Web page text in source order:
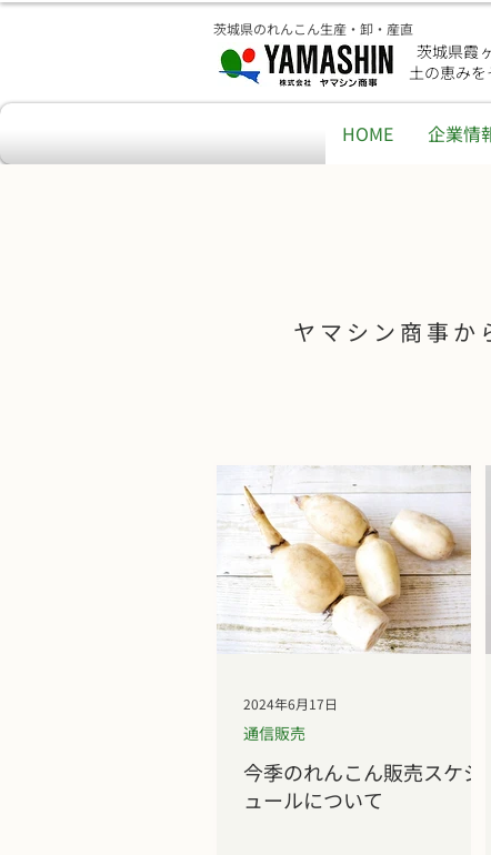
茨城県のれんこん生産・卸・産直
茨城県霞
土の恵み
HOME 企業情
ヤマシン商事か
今季のれんこん販売スケジ
ュールについて
通信販売
2024年6月17日